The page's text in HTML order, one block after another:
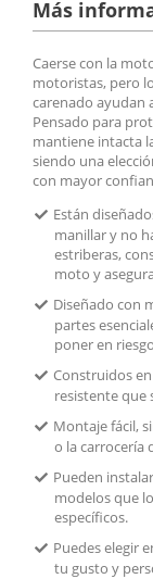
Más
Caerse con la
motoristas, pero
carenado ayudan
Pensado para
mantiene intacta
siendo una
con mayor
Están
manillar y no
estriberas,
moto y
Diseñado con
partes
poner en
Construidos
resistente que
Montaje fácil,
o la carrocería
Pueden
modelos que
específicos.
Puedes elegir
tu gusto y